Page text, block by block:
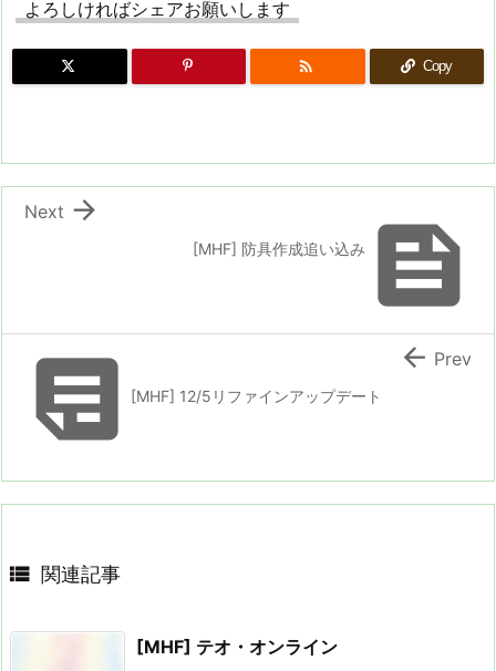
よろしければシェアお願いします
 Copy

[MHF] 防具作成追い込み

Next
[MHF] 12/5リファインアップデート
 Prev
 関連記事
[MHF] テオ・オンライン